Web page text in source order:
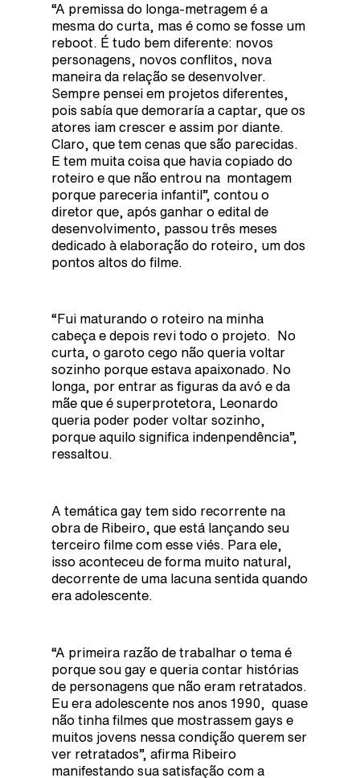
“A premissa do longa-metragem é a
mesma do curta, mas é como se fosse um
reboot. É tudo bem diferente: novos
personagens, novos conflitos, nova
maneira da relação se desenvolver.
Sempre pensei em projetos diferentes,
pois sabía que demoraría a captar, que os
atores iam crescer e assim por diante.
Claro, que tem cenas que são parecidas.
E tem muita coisa que havia copiado do
roteiro e que não entrou na montagem
porque pareceria infantil”, contou o
diretor que, após ganhar o edital de
desenvolvimento, passou três meses
dedicado à elaboração do roteiro, um dos
pontos altos do filme.
“Fui maturando o roteiro na minha
cabeça e depois revi todo o projeto. No
curta, o garoto cego não queria voltar
sozinho porque estava apaixonado. No
longa, por entrar as figuras da avó e da
mãe que é superprotetora, Leonardo
queria poder poder voltar sozinho,
porque aquilo significa indenpendência”,
ressaltou.
A temática gay tem sido recorrente na
obra de Ribeiro, que está lançando seu
terceiro filme com esse viés. Para ele,
isso aconteceu de forma muito natural,
decorrente de uma lacuna sentida quando
era adolescente.
“A primeira razão de trabalhar o tema é
porque sou gay e queria contar histórias
de personagens que não eram retratados.
Eu era adolescente nos anos 1990, quase
não tinha filmes que mostrassem gays e
muitos jovens nessa condição querem ser
ver retratados”, afirma Ribeiro
manifestando sua satisfação com a